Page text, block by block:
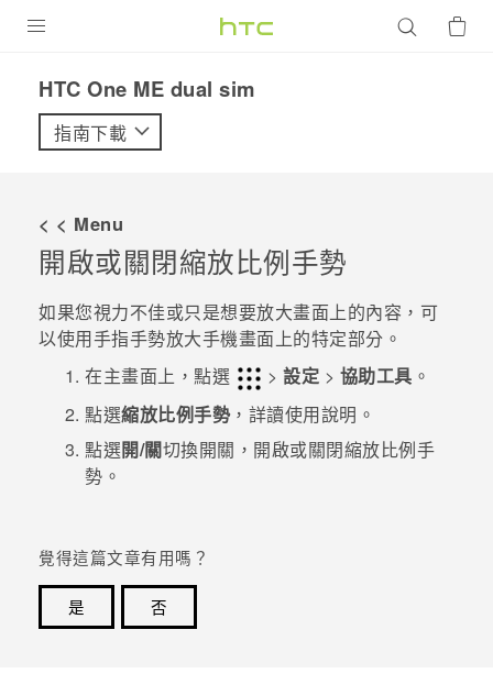
VIVE
優惠專區
焦點訊息
企業採購
銷售通路
支援服務
VIVELAND
HTC One ME dual sim‎
指南下載
< < Menu
開啟或關閉縮放比例手勢
如果您視力不佳或只是想要放大畫面上的內容，可
以使用手指手勢放大手機畫面上的特定部分。
在主畫面上，點選 > 設定 > 協助工具 。
點選縮放比例手勢，詳讀使用說明。
點選開/關切換開關，開啟或關閉縮放比例手
勢。
覺得這篇文章有用嗎？
是
否